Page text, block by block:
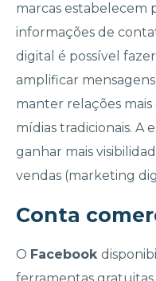
marcas estabelecem
informações de
digital é possível
amplificar
manter relações
mídias tradicionais. A
ganhar mais
vendas (marketing
Conta
O Facebook